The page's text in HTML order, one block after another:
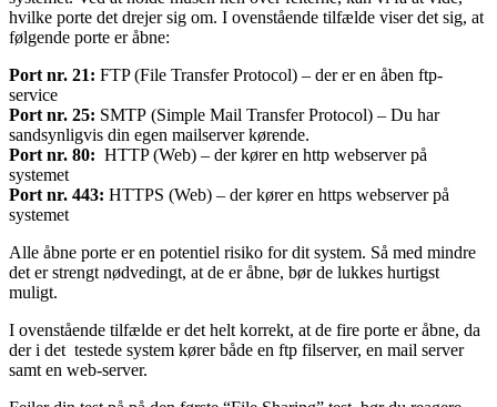
hvilke porte det drejer sig om. I ovenstående tilfælde viser det sig, at
følgende porte er åbne:
Port nr. 21: FTP (File Transfer Protocol) – der er en åben ftp-
service
Port nr. 25: SMTP (Simple Mail Transfer Protocol) – Du har
sandsynligvis din egen mailserver kørende.
Port nr. 80: HTTP (Web) – der kører en http webserver på
systemet
Port nr. 443: HTTPS (Web) – der kører en https webserver på
systemet
Alle åbne porte er en potentiel risiko for dit system. Så med mindre
det er strengt nødvedingt, at de er åbne, bør de lukkes hurtigst
muligt.
I ovenstående tilfælde er det helt korrekt, at de fire porte er åbne, da
der i det testede system kører både en ftp filserver, en mail server
samt en web-server.